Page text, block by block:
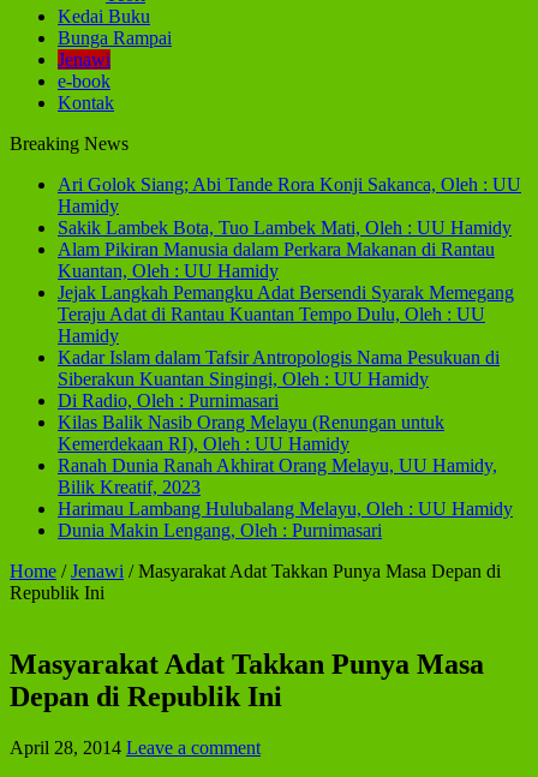
Kedai Buku
Bunga Rampai
Jenawi
e-book
Kontak
Breaking News
Ari Golok Siang; Abi Tande Rora Konji Sakanca, Oleh : UU
Hamidy
Sakik Lambek Bota, Tuo Lambek Mati, Oleh : UU Hamidy
Alam Pikiran Manusia dalam Perkara Makanan di Rantau
Kuantan, Oleh : UU Hamidy
Jejak Langkah Pemangku Adat Bersendi Syarak Memegang
Teraju Adat di Rantau Kuantan Tempo Dulu, Oleh : UU
Hamidy
Kadar Islam dalam Tafsir Antropologis Nama Pesukuan di
Siberakun Kuantan Singingi, Oleh : UU Hamidy
Di Radio, Oleh : Purnimasari
Kilas Balik Nasib Orang Melayu (Renungan untuk
Kemerdekaan RI), Oleh : UU Hamidy
Ranah Dunia Ranah Akhirat Orang Melayu, UU Hamidy,
Bilik Kreatif, 2023
Harimau Lambang Hulubalang Melayu, Oleh : UU Hamidy
Dunia Makin Lengang, Oleh : Purnimasari
Home / Jenawi / Masyarakat Adat Takkan Punya Masa Depan di
Republik Ini
Masyarakat Adat Takkan Punya Masa
Depan di Republik Ini
April 28, 2014 Leave a comment